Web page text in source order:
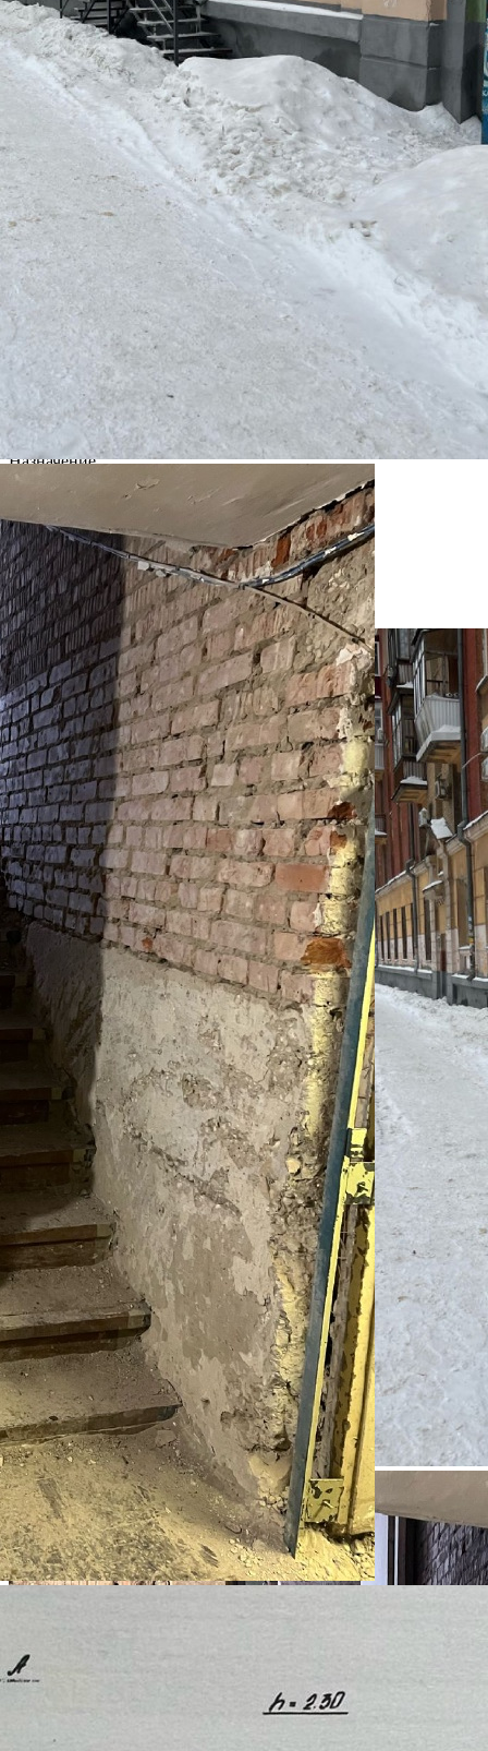
Характеристики
О помещении
Где находится
Контакты
Другие объявления
Характеристики помещения
№ объявления
106715
Дата размещения
01.03.2024
Город
Самара
Адрес
Победы улица, д.87
Расположено
Жилой дом
Этаж
Предлагается
Аренда
Желаемый / подходящий вид деятельности
Не указано
Назначение
Не указано
Размер площади (м2)
132
Цена за помещение
50 000 руб.
Цена за 1 кв. м
379 руб.
О помещении